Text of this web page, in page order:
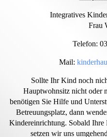
Integratives
Frau
Telefon:
Mail:
Sollte Ihr Kind noch
Hauptwohnsitz nicht oder
benötigen Sie Hilfe und
Betreuungsplatz, dann
Kindereinrichtung. Sobald Ihre
setzen wir uns